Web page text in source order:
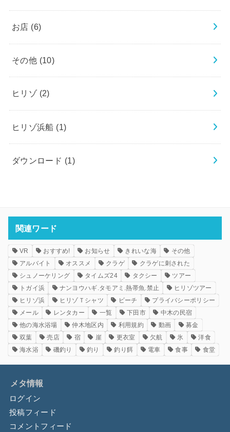
お店 (6)
その他 (10)
ヒリゾ (2)
ヒリゾ浜船 (1)
ダウンロード (1)
関連ワード
VR おすすめ! お知らせ きれいな海
その他
アルバイト
オススメ クラゲ
クラゲに刺された
シュノーケリング
タイムズ24 タクシー
ツアー
トガイ浜
ナンヨウハギ.タモアミ.熱帯魚.禁止
ヒリゾツアー
ヒリゾ浜
ヒリゾＴシャツ ビーチ
プライバシーポリシー
メール
レンタカー 一覧 下田市
中木の民宿
他の海水浴場
仲木地区内 利用規約 動画
募金
双葉
売店 宿 崖 更衣室 欠航 氷
洋食
海水浴
磯釣り 釣り 釣り餌 電車 食事 食堂
メタ情報
ログイン
投稿フィード
コメントフィード